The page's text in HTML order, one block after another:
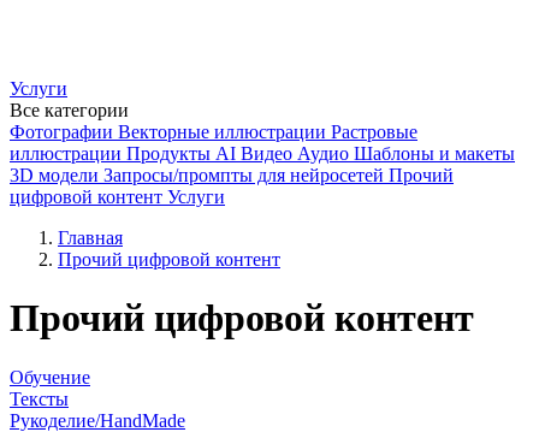
Услуги
Все категории
Фотографии Векторные иллюстрации Растровые
иллюстрации Продукты AI Видео Аудио Шаблоны и макеты
3D модели Запросы/промпты для нейросетей Прочий
цифровой контент Услуги
Главная
Прочий цифровой контент
Прочий цифровой контент
Обучение
Тексты
Рукоделие/HandMade